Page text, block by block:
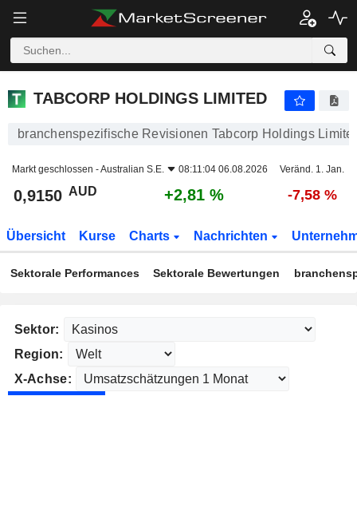
TABCORP HOLDINGS LIMITED
branchenspezifische Revisionen Tabcorp Holdings
Markt geschlossen -Australian S.E. 08:11:04 06.08.2026 Veränd. 1. Jan.
0,9150 AUD +2,81 % -7,58 %
Übersicht Kurse Charts Nachrichten
Sektorale Performances Sektorale Bewertungen
Sektor:
Region:
X-Achse: